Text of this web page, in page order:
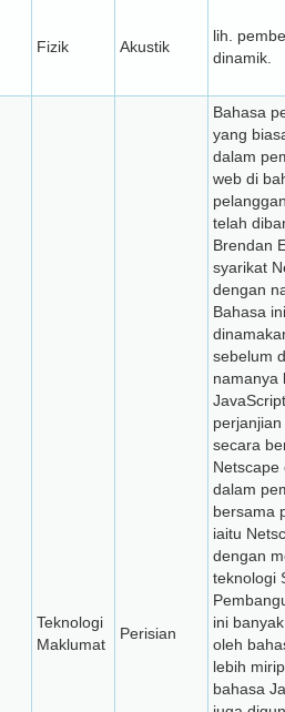
Fizik Akustik
lih.
dinamik.
Teknologi
Maklumat
Perisian
Bahasa
yang
dalam
web di
telah
Brendan
syarikat
dengan
Bahasa
sebelum
namanya
secara
Netscape
dalam
bersama
iaitu
dengan
teknologi
ini
oleh
lebih
bahasa